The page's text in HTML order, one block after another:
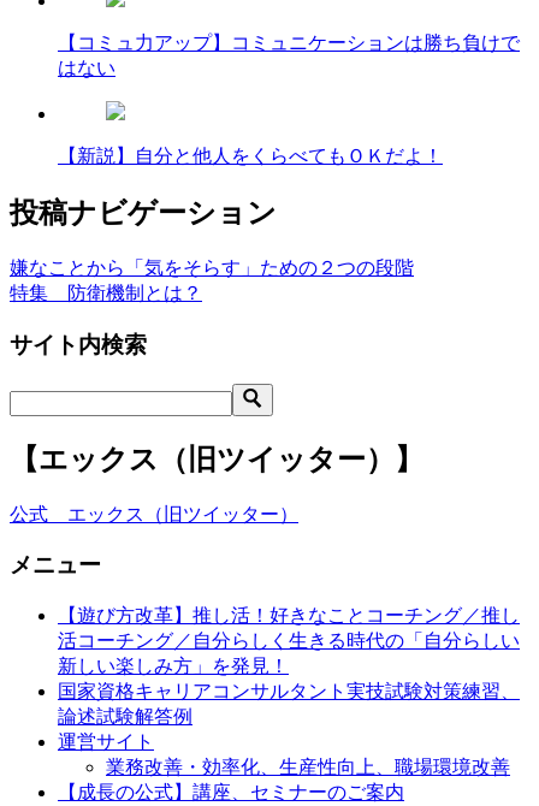
【コミュ力アップ】コミュニケーションは勝ち負けで
はない
【新説】自分と他人をくらべてもＯＫだよ！
投稿ナビゲーション
嫌なことから「気をそらす」ための２つの段階
特集 防衛機制とは？
サイト内検索
【エックス（旧ツイッター）】
公式 エックス（旧ツイッター）
メニュー
【遊び方改革】推し活！好きなことコーチング／推し
活コーチング／自分らしく生きる時代の「自分らしい
新しい楽しみ方」を発見！
国家資格キャリアコンサルタント実技試験対策練習、
論述試験解答例
運営サイト
業務改善・効率化、生産性向上、職場環境改善
【成長の公式】講座、セミナーのご案内